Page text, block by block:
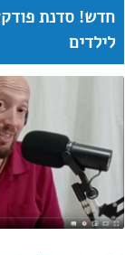
חדש! סדנת
לילדים